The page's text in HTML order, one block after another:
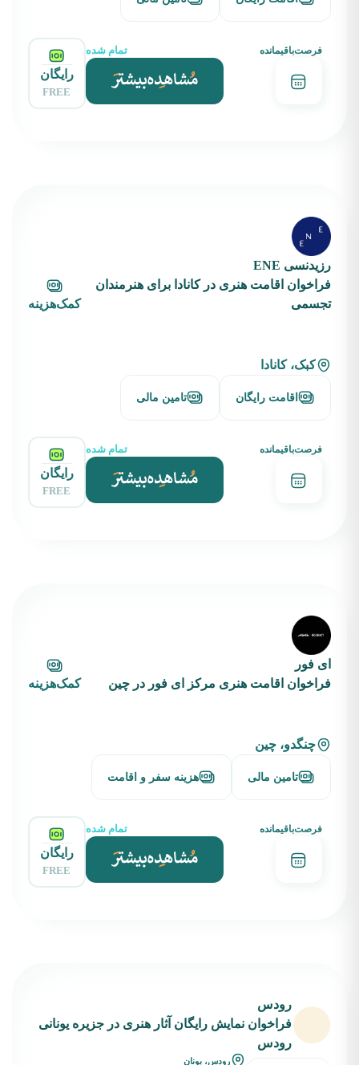
فرصت‌باقیمانده تمام شده
رایگان
FREE
رزیدنسی ENE
فراخوان اقامت هنری در کانادا برای هنرمندان
تجسمی
کمک‌هزینه
کبک، کانادا
اقامت رایگان تامین مالی
فرصت‌باقیمانده تمام شده
رایگان
FREE
ای فور
فراخوان اقامت هنری مرکز ای فور در چین
کمک‌هزینه
چنگدو، چین
تامین مالی هزینه سفر و اقامت
فرصت‌باقیمانده تمام شده
رایگان
FREE
رودس
فراخوان نمایش رایگان آثار هنری در جزیره یونانی
رودس
رودس، یونان